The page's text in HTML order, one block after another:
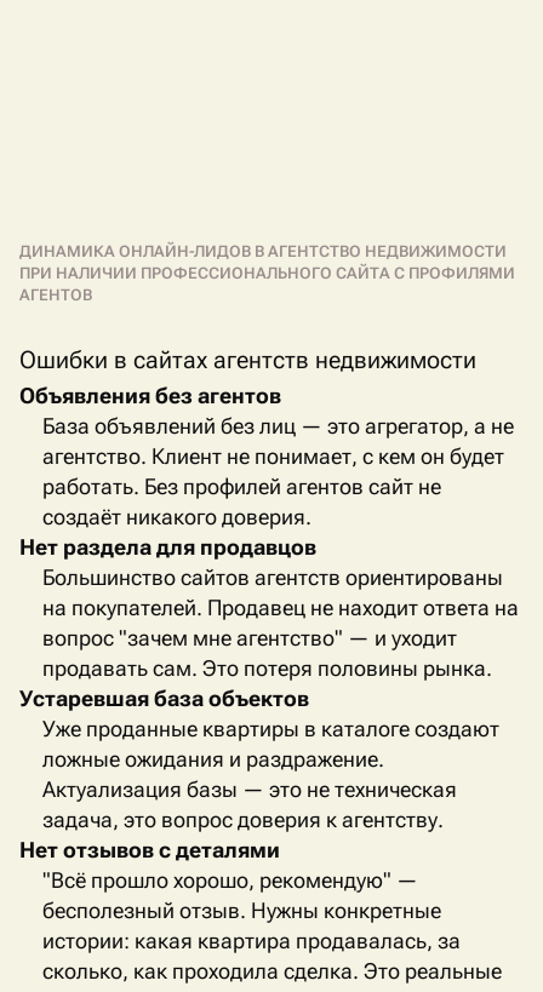
ДИНАМИКА ОНЛАЙН-ЛИДОВ В АГЕНТСТВО НЕДВИЖИМОСТИ
ПРИ НАЛИЧИИ ПРОФЕССИОНАЛЬНОГО САЙТА С ПРОФИЛЯМИ
АГЕНТОВ
Ошибки в сайтах агентств недвижимости
Объявления без агентов
База объявлений без лиц — это агрегатор, а не
агентство. Клиент не понимает, с кем он будет
работать. Без профилей агентов сайт не
создаёт никакого доверия.
Нет раздела для продавцов
Большинство сайтов агентств ориентированы
на покупателей. Продавец не находит ответа на
вопрос "зачем мне агентство" — и уходит
продавать сам. Это потеря половины рынка.
Устаревшая база объектов
Уже проданные квартиры в каталоге создают
ложные ожидания и раздражение.
Актуализация базы — это не техническая
задача, это вопрос доверия к агентству.
Нет отзывов с деталями
"Всё прошло хорошо, рекомендую" —
бесполезный отзыв. Нужны конкретные
истории: какая квартира продавалась, за
сколько, как проходила сделка. Это реальные